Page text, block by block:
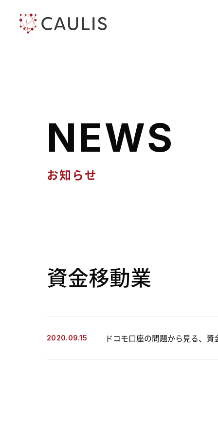
NEWS
お知らせ
資金移動業
2020.09.15 ドコモ口座の問題から見る、